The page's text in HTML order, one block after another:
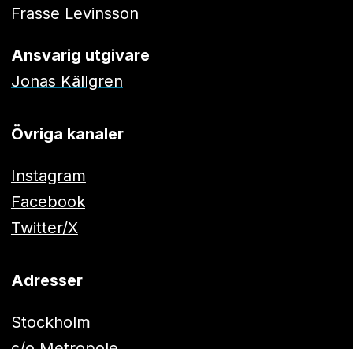
Frasse Levinsson
Ansvarig utgivare
Jonas Källgren
Övriga kanaler
Instagram
Facebook
Twitter/X
Adresser
Stockholm